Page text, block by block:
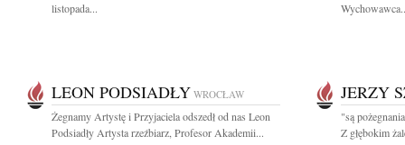
listopada...
LEON PODSIADŁY WROCŁAW
Żegnamy Artystę i Przyjaciela odszedł od nas Leon
Podsiadły Artysta rzeźbiarz, Profesor Akademii...
JERZY
"są
Z głębokim